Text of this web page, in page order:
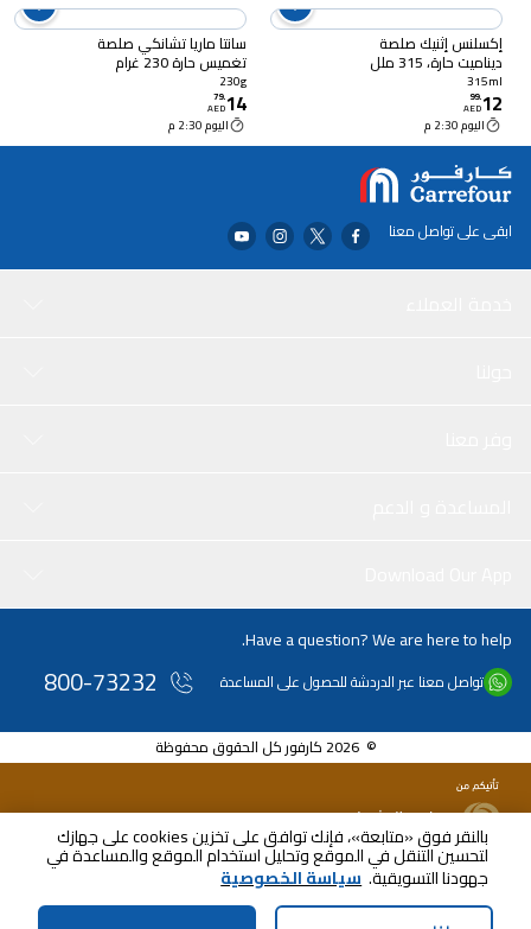
بالنقر فوق «متابعة»، فإنك توافق على تخزين cookies على جهازك
لتحسين التنقل في الموقع وتحليل استخدام الموقع والمساعدة في
جهودنا التسويقية. سياسة الخصوصية
إكسلنس إثنيك صلصة
ديناميت حارة، 315 ملل
315ml
12
.
99
AED
اليوم 2:30 م
سانتا ماريا تشانكي صلصة
تغميس حارة 230 غرام
230g
14
.
79
AED
اليوم 2:30 م
ابقى على تواصل معنا
Have a question? We are here to help.
تواصل معنا عبر الدردشة للحصول على المساعدة 800-73232
© 2026 كارفور كل الحقوق محفوظة